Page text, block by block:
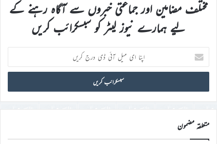
مختلف مضامین اور جماعتی خبروں سے آگاہ رہنے کے
لیے ہمارے نیوز لیٹر کو سبسکرائب کریں
اپنا
ای
میل
ڈی
درج
کریں
متعلقہ مضمون